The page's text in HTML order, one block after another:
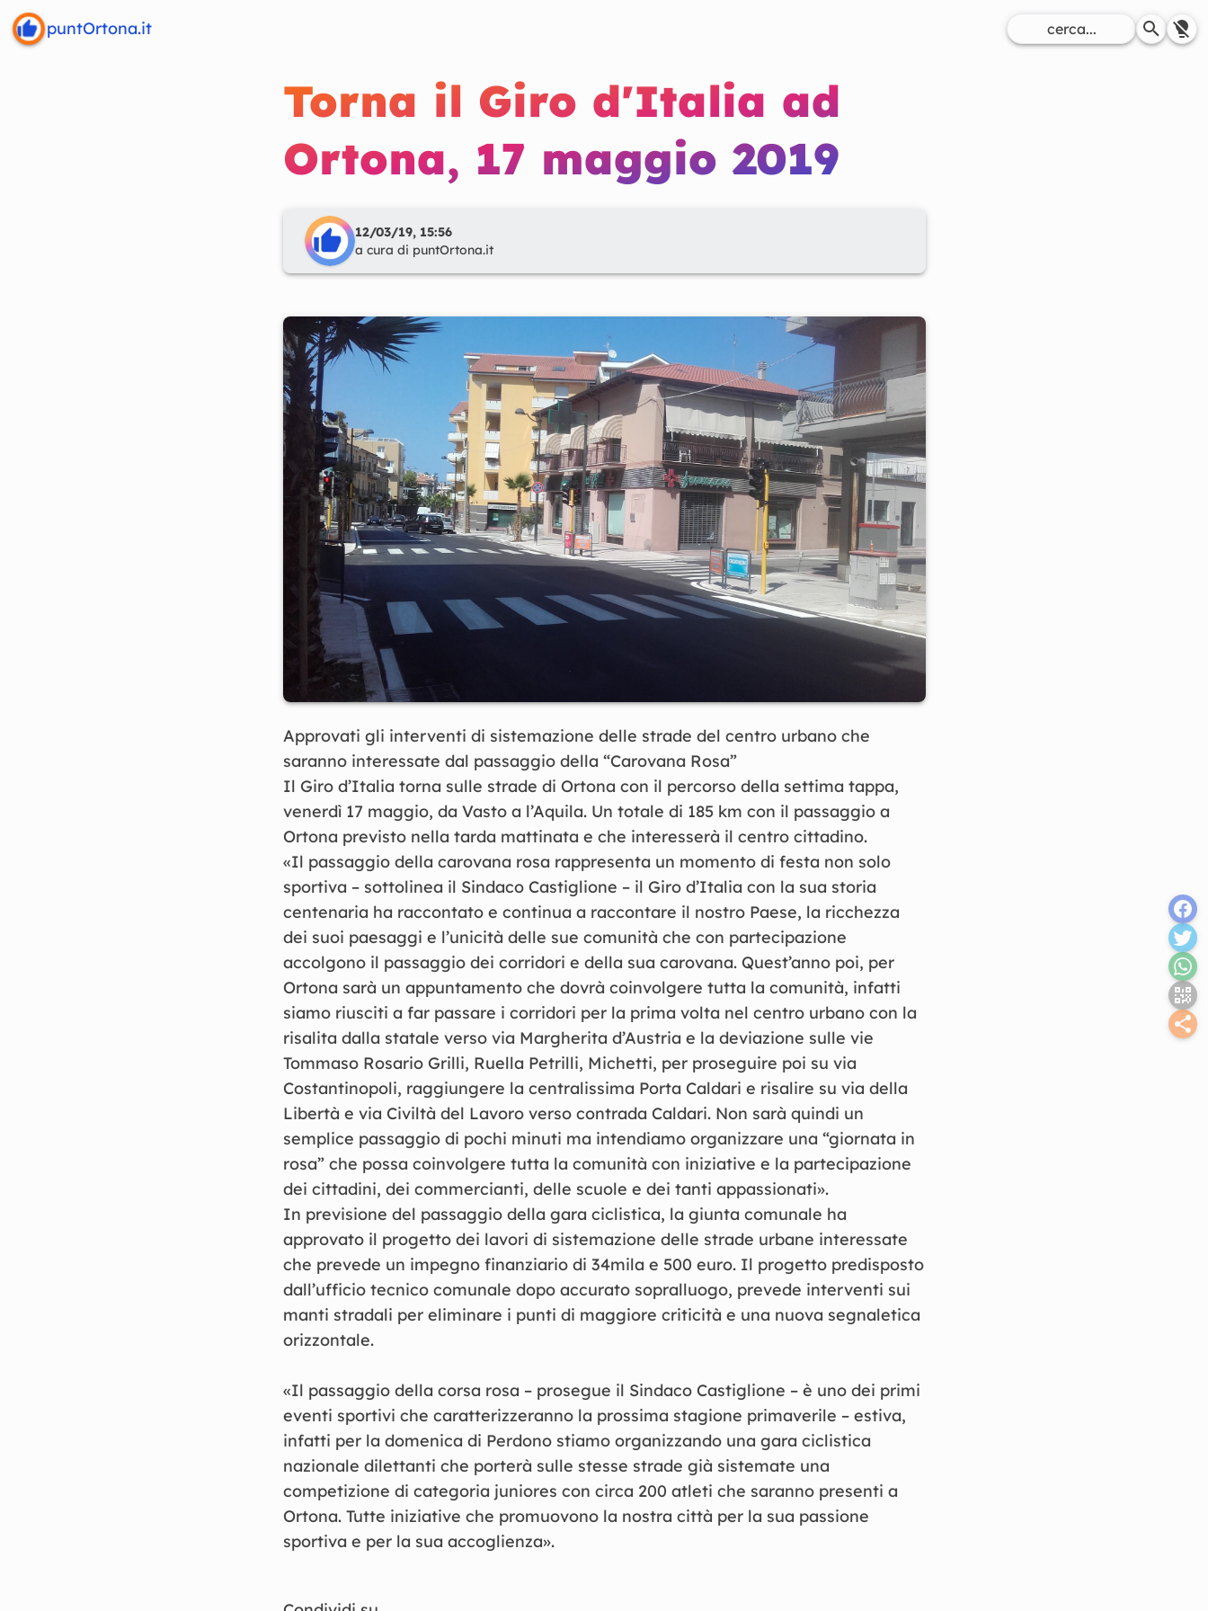
Torna il Giro d'Italia ad
Ortona, 17 maggio 2019
12/03/19, 15:56
a cura di puntOrtona.it
Approvati gli interventi di sistemazione delle strade del centro urbano che
saranno interessate dal passaggio della “Carovana Rosa”
Il Giro d’Italia torna sulle strade di Ortona con il percorso della settima tappa,
venerdì 17 maggio, da Vasto a l’Aquila. Un totale di 185 km con il passaggio a
Ortona previsto nella tarda mattinata e che interesserà il centro cittadino.
«Il passaggio della carovana rosa rappresenta un momento di festa non solo
sportiva – sottolinea il Sindaco Castiglione – il Giro d’Italia con la sua storia
centenaria ha raccontato e continua a raccontare il nostro Paese, la ricchezza
dei suoi paesaggi e l’unicità delle sue comunità che con partecipazione
accolgono il passaggio dei corridori e della sua carovana. Quest’anno poi, per
Ortona sarà un appuntamento che dovrà coinvolgere tutta la comunità, infatti
siamo riusciti a far passare i corridori per la prima volta nel centro urbano con la
risalita dalla statale verso via Margherita d’Austria e la deviazione sulle vie
Tommaso Rosario Grilli, Ruella Petrilli, Michetti, per proseguire poi su via
Costantinopoli, raggiungere la centralissima Porta Caldari e risalire su via della
Libertà e via Civiltà del Lavoro verso contrada Caldari. Non sarà quindi un
semplice passaggio di pochi minuti ma intendiamo organizzare una “giornata in
rosa” che possa coinvolgere tutta la comunità con iniziative e la partecipazione
dei cittadini, dei commercianti, delle scuole e dei tanti appassionati».
In previsione del passaggio della gara ciclistica, la giunta comunale ha
approvato il progetto dei lavori di sistemazione delle strade urbane interessate
che prevede un impegno finanziario di 34mila e 500 euro. Il progetto predisposto
dall’ufficio tecnico comunale dopo accurato sopralluogo, prevede interventi sui
manti stradali per eliminare i punti di maggiore criticità e una nuova segnaletica
orizzontale.
«Il passaggio della corsa rosa – prosegue il Sindaco Castiglione – è uno dei primi
eventi sportivi che caratterizzeranno la prossima stagione primaverile – estiva,
infatti per la domenica di Perdono stiamo organizzando una gara ciclistica
nazionale dilettanti che porterà sulle stesse strade già sistemate una
competizione di categoria juniores con circa 200 atleti che saranno presenti a
Ortona. Tutte iniziative che promuovono la nostra città per la sua passione
sportiva e per la sua accoglienza».
puntOrtona.it